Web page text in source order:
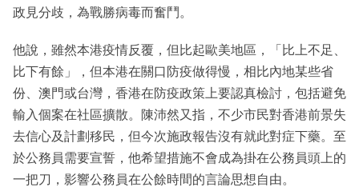
政見分歧，為戰勝病毒而奮鬥。
他說，雖然本港疫情反覆，但比起歐美地區，「比上不足、
比下有餘」，但本港在關口防疫做得慢，相比內地某些省
份、澳門或台灣，香港在防疫政策上要認真檢討，包括避免
輸入個案在社區擴散。陳沛然又指，不少市民對香港前景失
去信心及計劃移民，但今次施政報告沒有就此對症下藥。至
於公務員需要宣誓，他希望措施不會成為掛在公務員頭上的
一把刀，影響公務員在公餘時間的言論思想自由。